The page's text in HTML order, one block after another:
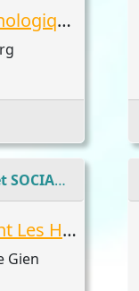
Centre Médico Psychologique Pédagogique
CENTRES MÉDICAUX et SOCIAUX
Foyer d'Hébergement Les Hauts de Gien
Gien